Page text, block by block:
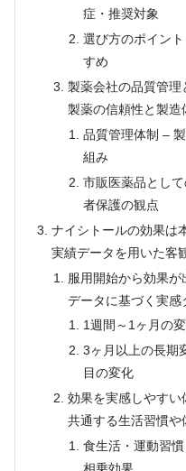
症・推奨対象
選び方のポイン
すめ
製薬会社の品質管
製薬の信頼性と製造
品質管理体制 –
組み
市販医薬品とし
者保護の観点
ナイシトールの効果は
実績データを用いた客
服用開始から効果
データに基づく実感
1週間～1ヶ月の
3ヶ月以上の長期
目の変化
効果を実感しやす
共通する生活習慣や
食生活・運動習